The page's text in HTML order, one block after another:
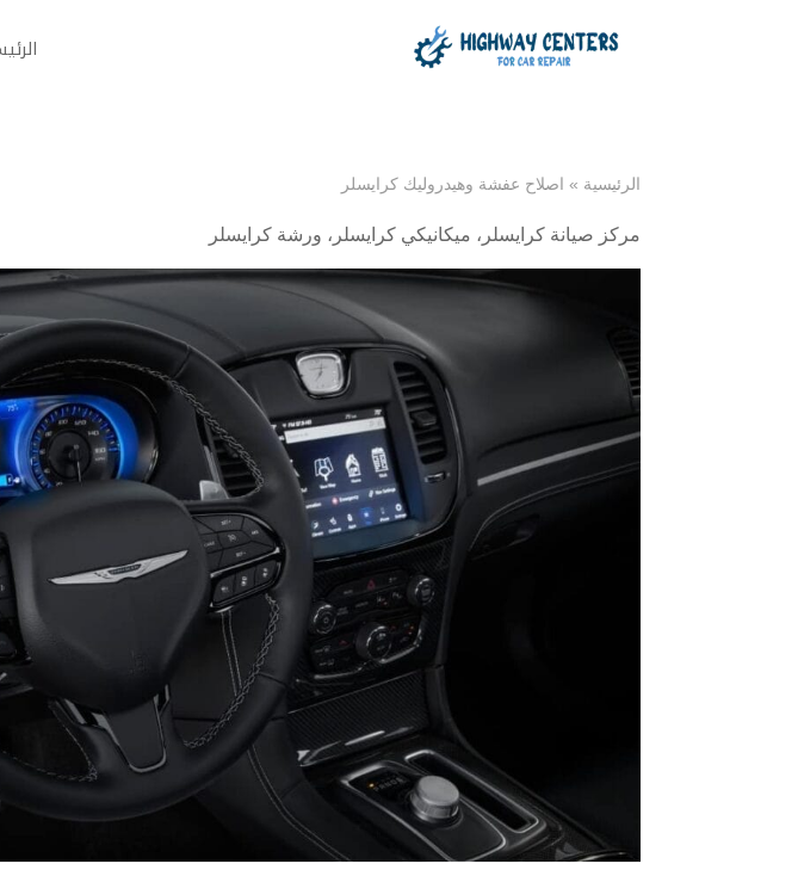
الرئيسية » اصلاح عفشة وهيدروليك كرايسلر
مركز صيانة كرايسلر ، ميكانيكي كرايسلر ، ورشة كرايسلر